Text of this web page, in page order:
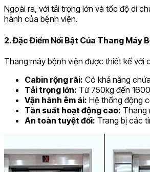
Ngoài ra, với tải trọng lớn và tốc độ di
hành của bệnh viện.
2. Đặc Điểm Nổi Bật Của Thang Máy
Thang máy bệnh viện được thiết kế với
Cabin rộng rãi: Có khả năng
Tải trọng lớn: Từ 750kg đến
Vận hành êm ái: Hệ thống động
Tần suất hoạt động cao: Thang
An toàn tuyệt đối: Trang bị các